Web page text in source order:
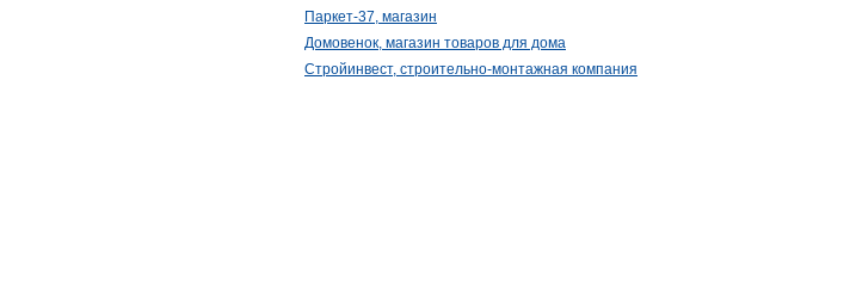
Паркет-37, магазин
Домовенок, магазин товаров для дома
Стройинвест, строительно-монтажная компания